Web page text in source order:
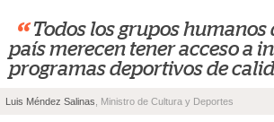
“ Todos los grupos humanos
país merecen tener acceso a
programas deportivos de
Luis Méndez Salinas , Ministro de Cultura y Deportes